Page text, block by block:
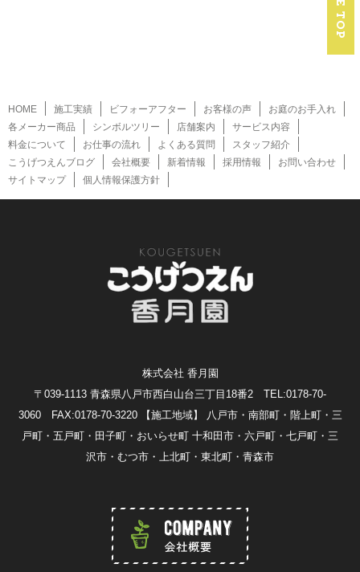
HOME 施工実績 ビフォーアフター お客様の声
お庭のお手入れ
各メーカー商品
シンボルツリー 店舗案内
サービス内容
料金について
お仕事の流れ よくある質問
スタッフ紹介
こうげつえんブログ
会社概要 新着情報 採用情報
お問い合わせ
サイトマップ
個人情報保護方針
株式会社 香月園
〒039-1113 青森県八戸市西白山台三丁目18番2 TEL:0178-70-
3060 FAX:0178-70-3220
【施工地域】 八戸市・南部町・階上町・三
戸町・五戸町・田子町・おいらせ町 十和田市・六戸町・七戸町・三
沢市・むつ市・上北町・東北町・青森市